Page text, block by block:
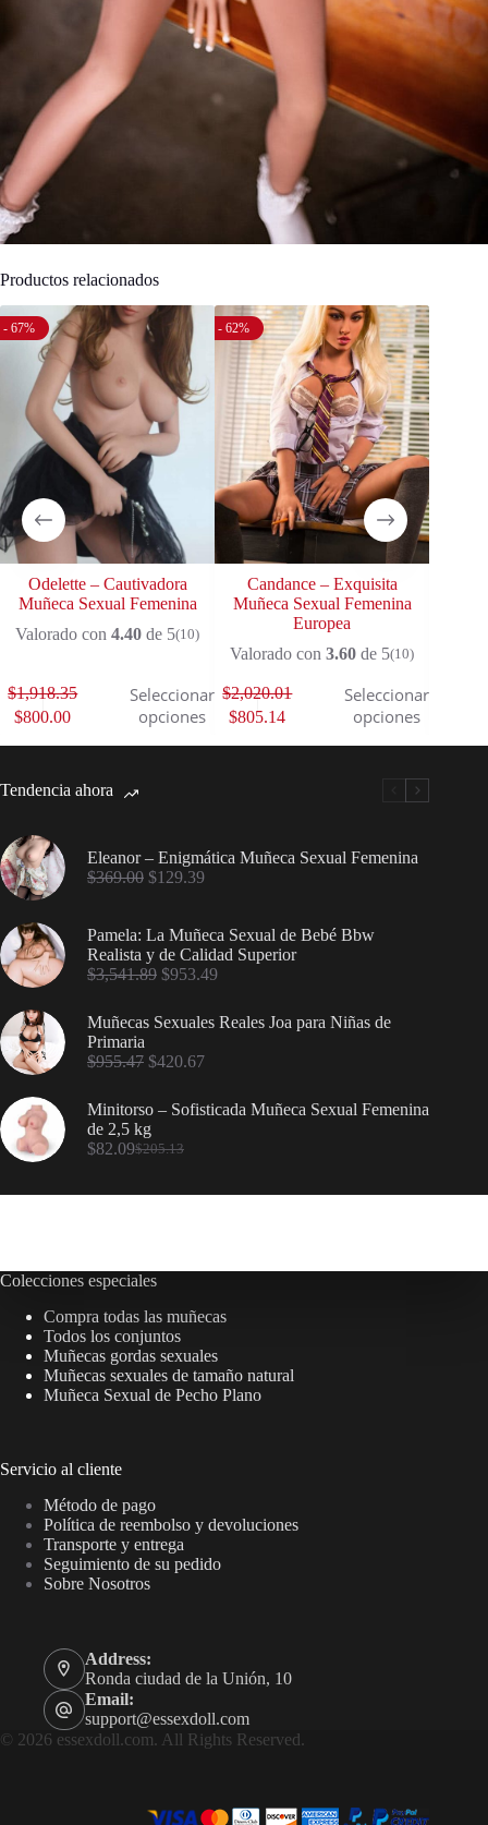
Productos relacionados
- 67%
Odelette – Cautivadora
Muñeca Sexual Femenina
Valorado con4.40 de 5(10)
$1,918.35
$800.00
Seleccionar
opciones
- 62%
Candance – Exquisita
Muñeca Sexual Femenina
Europea
Valorado con3.60 de 5(10)
$2,020.01
$805.14
Seleccionar
opciones
Tendencia ahora
Eleanor – Enigmática Muñeca Sexual Femenina
$369.00 $129.39
Pamela: La Muñeca Sexual de Bebé Bbw
Realista y de Calidad Superior
$3,541.89 $953.49
Muñecas Sexuales Reales Joa para Niñas de
Primaria
$955.47 $420.67
Minitorso – Sofisticada Muñeca Sexual Femenina
de 2,5 kg
$205.13
$82.09
Colecciones especiales
Compra todas las muñecas
Todos los conjuntos
Muñecas gordas sexuales
Muñecas sexuales de tamaño natural
Muñeca Sexual de Pecho Plano
Servicio al cliente
Método de pago
Política de reembolso y devoluciones
Transporte y entrega
Seguimiento de su pedido
Sobre Nosotros
Address:
Ronda ciudad de la Unión, 10
Email:
support@essexdoll.com
© 2026 essexdoll.com. All Rights Reserved.